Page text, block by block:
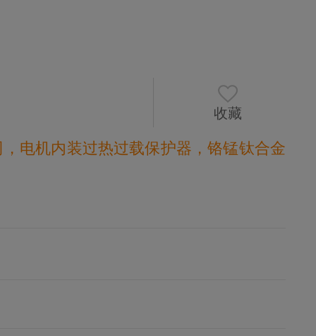
收藏
电机内装过热过载保护器，铬锰钛合金